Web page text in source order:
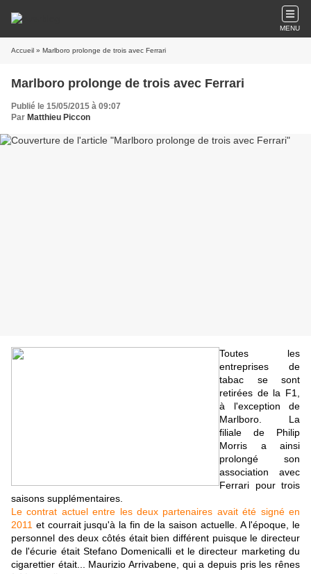
MENU
Accueil » Marlboro prolonge de trois avec Ferrari
Marlboro prolonge de trois avec Ferrari
Publié le 15/05/2015 à 09:07
Par Matthieu Piccon
Toutes les
entreprises de
tabac se sont
retirées de la F1,
à l'exception de
Marlboro. La
filiale de Philip
Morris a ainsi
prolongé son
association avec
Ferrari pour trois
saisons supplémentaires.
Le contrat actuel entre les deux partenaires avait été signé en
2011 et courrait jusqu'à la fin de la saison actuelle. A l'époque, le
personnel des deux côtés était bien différent puisque le directeur
de l'écurie était Stefano Domenicalli et le directeur marketing du
cigarettier était... Maurizio Arrivabene, qui a depuis pris les rênes